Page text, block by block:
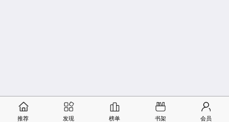
推荐 发现 榜单 书架 会员